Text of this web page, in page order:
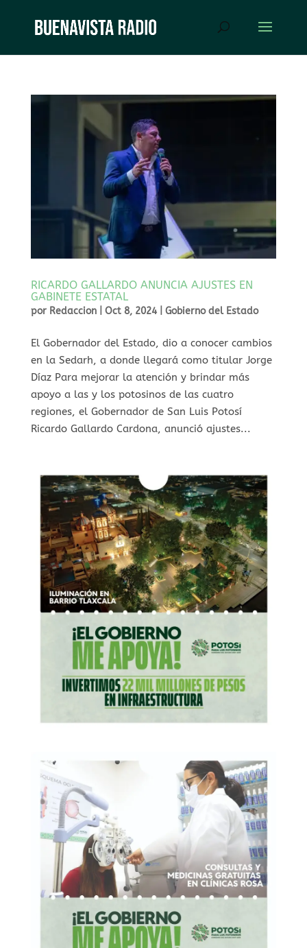
RICARDO GALLARDO ANUNCIA AJUSTES EN
GABINETE ESTATAL
por Redaccion| Oct 8, 2024| Gobierno del Estado
El Gobernador del Estado, dio a conocer cambios
en la Sedarh, a donde llegará como titular Jorge
Díaz Para mejorar la atención y brindar más
apoyo a las y los potosinos de las cuatro
regiones, el Gobernador de San Luis Potosí
Ricardo Gallardo Cardona, anunció ajustes...